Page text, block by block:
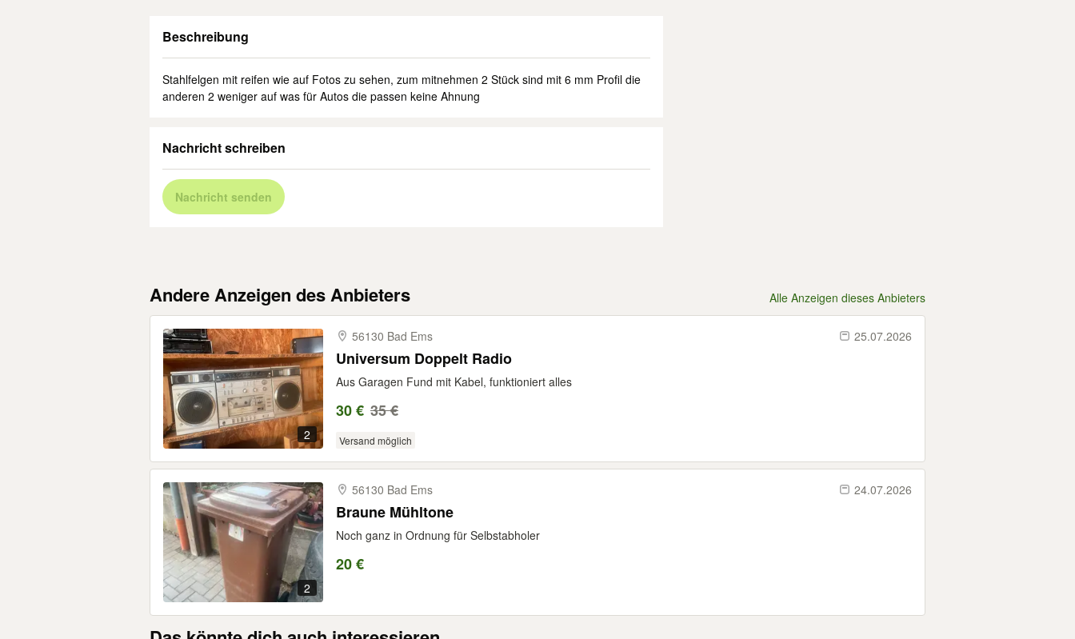
Beschreibung
Stahlfelgen mit reifen wie auf Fotos zu sehen, zum mitnehmen 2 Stück sind mit 6 mm Profil die
anderen 2 weniger auf was für Autos die passen keine Ahnung
Nachricht schreiben
Nachricht senden
Andere Anzeigen des Anbieters Alle Anzeigen dieses Anbieters
2
56130 Bad Ems 25.07.2026
Universum Doppelt Radio
Aus Garagen Fund mit Kabel, funktioniert alles
30 € 35 €
Versand möglich
2
56130 Bad Ems 24.07.2026
Braune Mühltone
Noch ganz in Ordnung für Selbstabholer
20 €